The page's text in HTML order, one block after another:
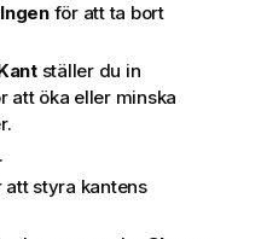
Ingenför att ta bort
ställer du in
att öka eller minska
styra kantens